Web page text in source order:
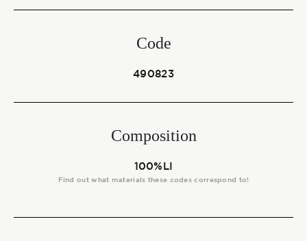
Code
490823
Composition
100%LI
Find out what materials these codes correspond to!
Start together
NEWS
CONTACT US